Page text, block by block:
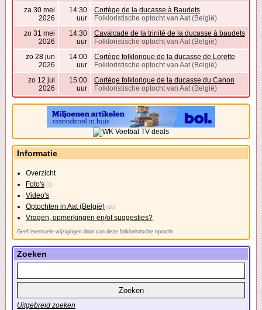
za 30 mei
2026
14:30
uur
Cortège de la ducasse à Baudets
Folkloristische optocht van Aat (België)
zo 31 mei
2026
14:30
uur
Cavalcade de la trinité de la ducasse à baudets
Folkloristische optocht van Aat (België)
zo 28 jun
2026
14:00
uur
Cortège folklorique de la ducasse de Lorette
Folkloristische optocht van Aat (België)
zo 12 jul
2026
15:00
uur
Cortège folklorique de la ducasse du Canon
Folkloristische optocht van Aat (België)
Informatie
Overzicht
Foto's (1)
Video's
Optochten in Aat (België) (10)
Vragen, opmerkingen en/of suggesties?
Geef eventuele wijzigingen door van deze folkloristische optocht
Zoeken
Uitgebreid zoeken